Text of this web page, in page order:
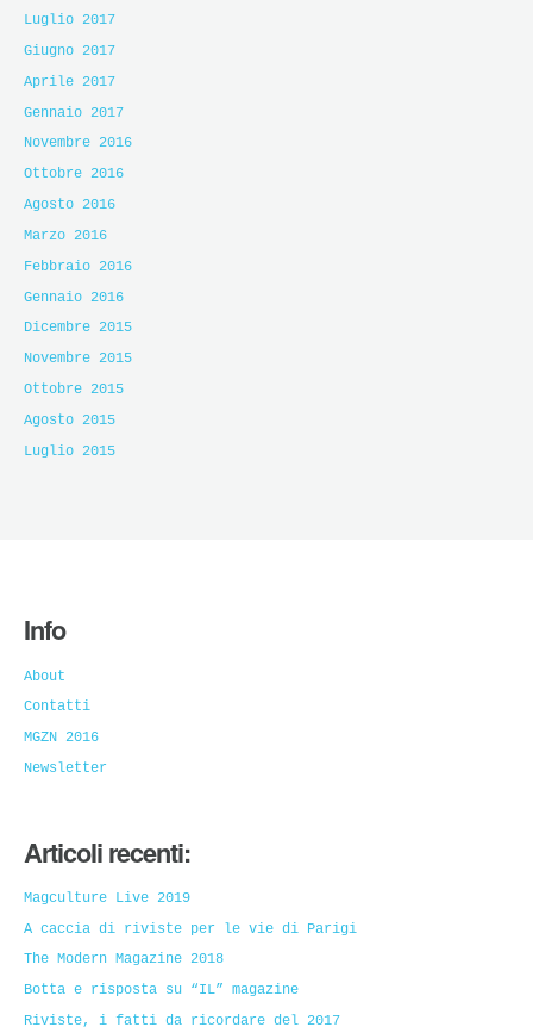
Luglio 2017
Giugno 2017
Aprile 2017
Gennaio 2017
Novembre 2016
Ottobre 2016
Agosto 2016
Marzo 2016
Febbraio 2016
Gennaio 2016
Dicembre 2015
Novembre 2015
Ottobre 2015
Agosto 2015
Luglio 2015
Info
About
Contatti
MGZN 2016
Newsletter
Articoli recenti:
Magculture Live 2019
A caccia di riviste per le vie di Parigi
The Modern Magazine 2018
Botta e risposta su “IL” magazine
Riviste, i fatti da ricordare del 2017